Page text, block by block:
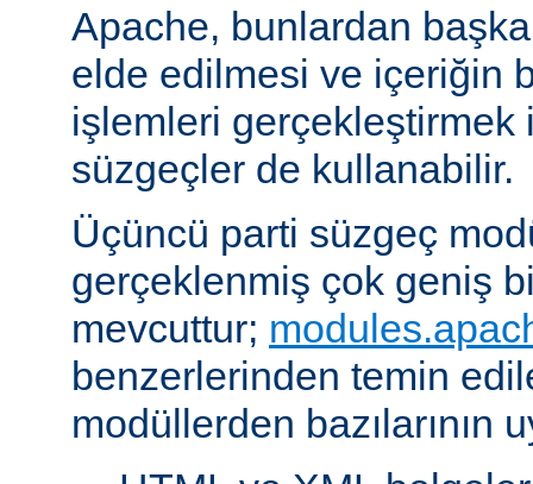
Apache, bunlardan
elde edilmesi ve içeriğin
işlemleri gerçekleştirmek
süzgeçler de kullanabilir.
Üçüncü parti süzgeç
gerçeklenmiş çok geniş
mevcuttur;
benzerlerinden temin
modüllerden bazılarının